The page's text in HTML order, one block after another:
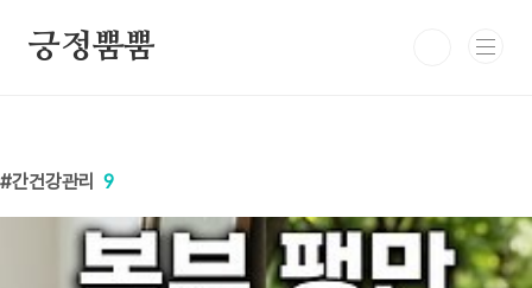
긍정뿜뿜
간건강관리 9